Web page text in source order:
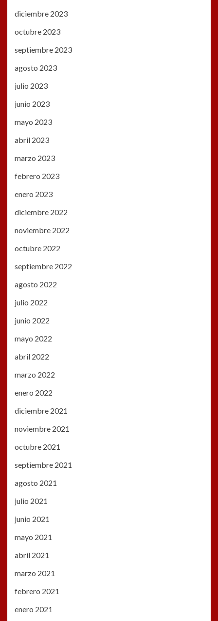
diciembre 2023
octubre 2023
septiembre 2023
agosto 2023
julio 2023
junio 2023
mayo 2023
abril 2023
marzo 2023
febrero 2023
enero 2023
diciembre 2022
noviembre 2022
octubre 2022
septiembre 2022
agosto 2022
julio 2022
junio 2022
mayo 2022
abril 2022
marzo 2022
enero 2022
diciembre 2021
noviembre 2021
octubre 2021
septiembre 2021
agosto 2021
julio 2021
junio 2021
mayo 2021
abril 2021
marzo 2021
febrero 2021
enero 2021